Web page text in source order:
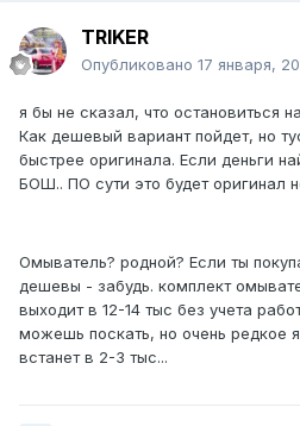
TRIKER
Опубликовано 17 января,
я бы не сказал, что остановиться
Как дешевый вариант пойдет, но
быстрее оригинала. Если деньги
БОШ.. ПО сути это будет оригинал
Омыватель? родной? Если ты
дешевы - забудь. комплект
выходит в 12-14 тыс без учета
можешь поскать, но очень редкое
встанет в 2-3 тыс...